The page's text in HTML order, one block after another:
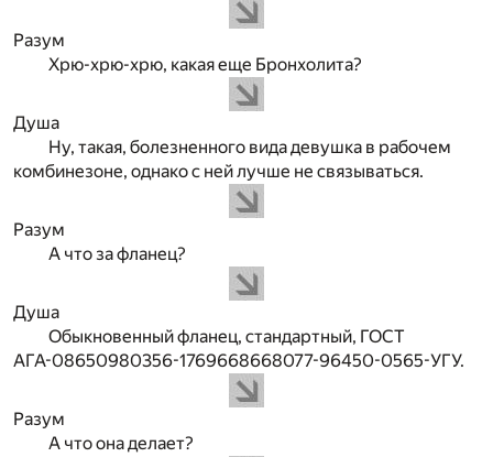
Разум
Хрю-хрю-хрю, какая еще Бронхолита?
Душа
Ну, такая, болезненного вида девушка в рабочем
комбинезоне, однако с ней лучше не связываться.
Разум
А что за фланец?
Душа
Обыкновенный фланец, стандартный, ГОСТ
АГА-08650980356-1769668668077-96450-0565-УГУ.
Разум
А что она делает?